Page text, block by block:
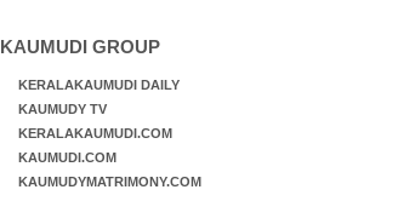
KAUMUDI GROUP
KERALAKAUMUDI DAILY
KAUMUDY TV
KERALAKAUMUDI.COM
KAUMUDI.COM
KAUMUDYMATRIMONY.COM